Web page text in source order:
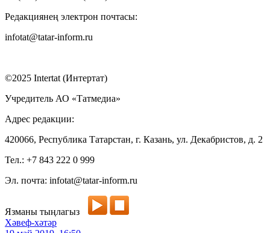
Редакциянең электрон почтасы:
infotat@tatar-inform.ru
©2025 Intertat (Интертат)
Учредитель АО «Татмедиа»
Адрес редакции:
420066, Республика Татарстан, г. Казань, ул. Декабристов, д. 2
Тел.: +7 843 222 0 999
Эл. почта: infotat@tatar-inform.ru
Язманы тыңлагыз
Хәвеф-хәтәр